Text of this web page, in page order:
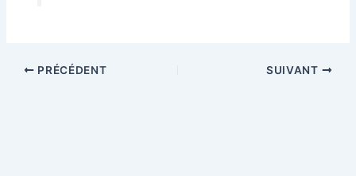
PRÉCÉDENT SUIVANT